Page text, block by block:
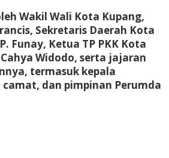
Wakil Wali Kota Kupang,
Sekretaris Daerah Kota
Funay, Ketua TP PKK Kota
Widodo, serta jajaran
termasuk kepala
dan pimpinan Perumda